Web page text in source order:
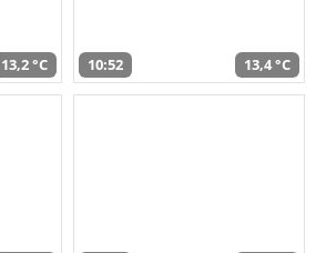
13,2 °C 10:52 13,4 °C